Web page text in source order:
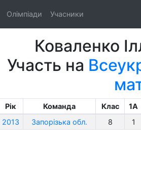
Олімпіади Учасники
Коваленко
Участь на
Рік Команда Клас
1A
2013 Запорізька обл. 8 1